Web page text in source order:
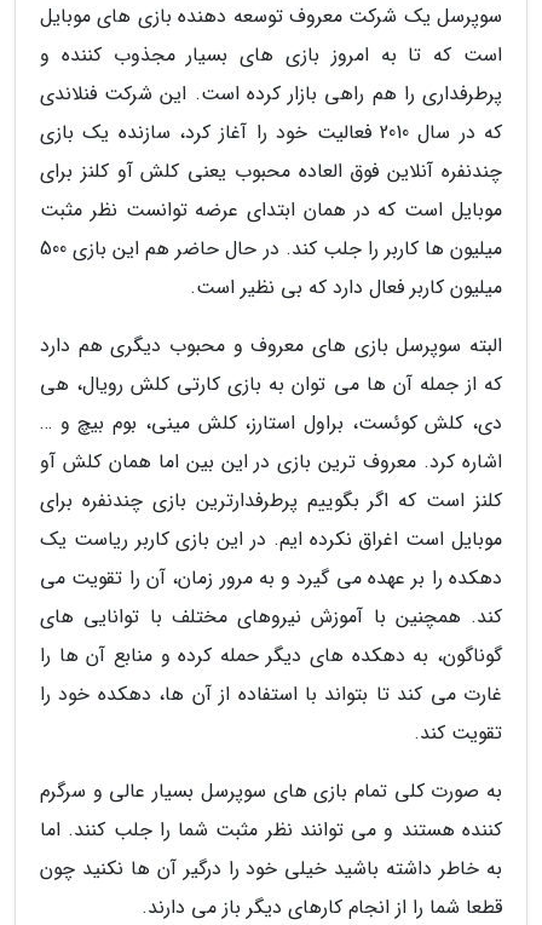
سوپرسل یک شرکت معروف توسعه دهنده بازی های موبایل
است که تا به امروز بازی های بسیار مجذوب کننده و
پرطرفداری را هم راهی بازار کرده است. این شرکت فنلاندی
که در سال 2010 فعالیت خود را آغاز کرد، سازنده یک بازی
چندنفره آنلاین فوق العاده محبوب یعنی کلش آو کلنز برای
موبایل است که در همان ابتدای عرضه توانست نظر مثبت
میلیون ها کاربر را جلب کند. در حال حاضر هم این بازی 500
میلیون کاربر فعال دارد که بی نظیر است.
البته سوپرسل بازی های معروف و محبوب دیگری هم دارد
که از جمله آن ها می توان به بازی کارتی کلش رویال، هی
دی، کلش کوئست، براول استارز، کلش مینی، بوم بیچ و …
اشاره کرد. معروف ترین بازی در این بین اما همان کلش آو
کلنز است که اگر بگوییم پرطرفدارترین بازی چندنفره برای
موبایل است اغراق نکرده ایم. در این بازی کاربر ریاست یک
دهکده را بر عهده می گیرد و به مرور زمان، آن را تقویت می
کند. همچنین با آموزش نیروهای مختلف با توانایی های
گوناگون، به دهکده های دیگر حمله کرده و منابع آن ها را
غارت می کند تا بتواند با استفاده از آن ها، دهکده خود را
تقویت کند.
به صورت کلی تمام بازی های سوپرسل بسیار عالی و سرگرم
کننده هستند و می توانند نظر مثبت شما را جلب کنند. اما
به خاطر داشته باشید خیلی خود را درگیر آن ها نکنید چون
قطعا شما را از انجام کارهای دیگر باز می دارند.